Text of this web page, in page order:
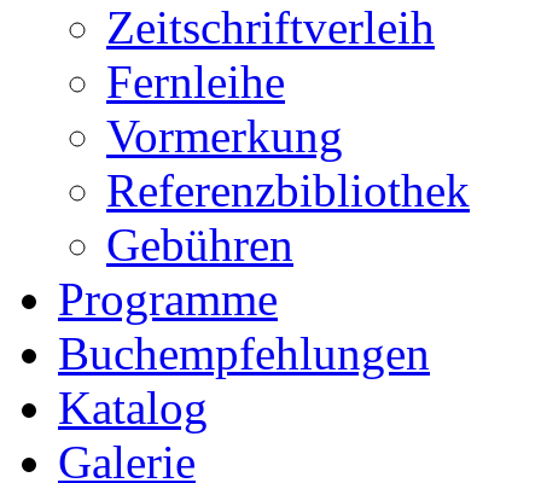
Zeitschriftverleih
Fernleihe
Vormerkung
Referenzbibliothek
Gebühren
Programme
Buchempfehlungen
Katalog
Galerie